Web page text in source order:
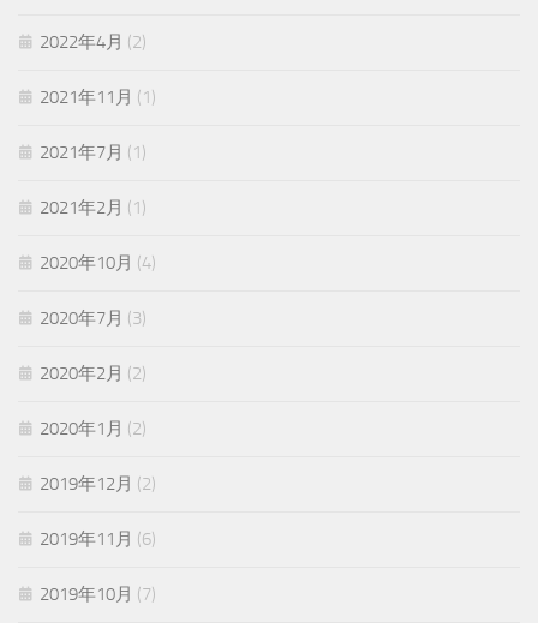
2022年4月 (2)
2021年11月 (1)
2021年7月 (1)
2021年2月 (1)
2020年10月 (4)
2020年7月 (3)
2020年2月 (2)
2020年1月 (2)
2019年12月 (2)
2019年11月 (6)
2019年10月 (7)